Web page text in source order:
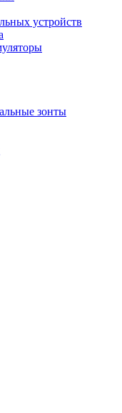
устройств
зонты